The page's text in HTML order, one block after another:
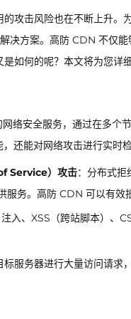
的攻击风险也在不断上升
决方案。高防 CDN 不仅
如何的呢？本文将为您详细
络安全服务，通过在多个
还能对网络攻击进行实时
Service）攻击：分布式
服务。高防 CDN 可以有效
入、XSS（跨站脚本）、
标服务器进行大量访问请